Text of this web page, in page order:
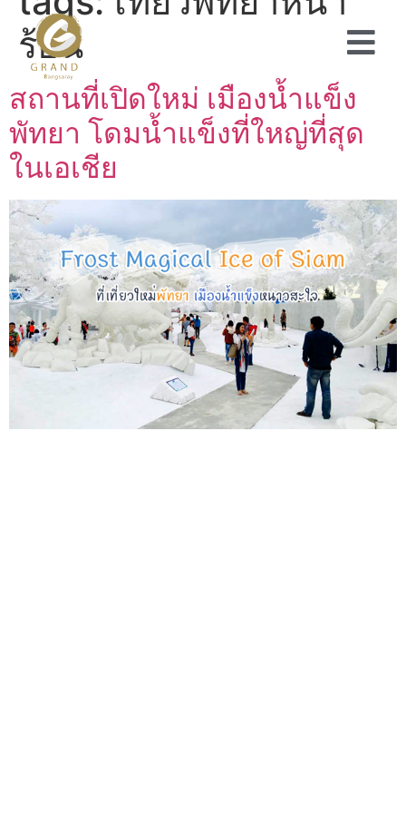
ร้อน
สถานที่เปิดใหม่ เมืองน้ำแข็ง
พัทยา โดมน้ำแข็งที่ใหญ่ที่สุด
ในเอเชีย